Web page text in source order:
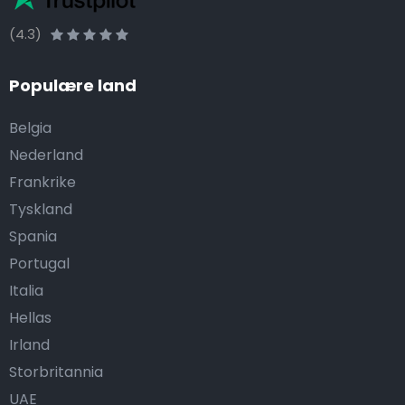
(4.3)
Populære land
Belgia
Nederland
Frankrike
Tyskland
Spania
Portugal
Italia
Hellas
Irland
Storbritannia
UAE